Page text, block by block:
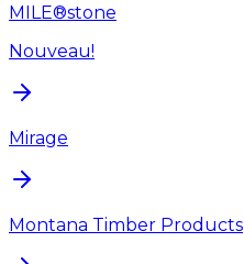
MILE®stone
Nouveau!
Mirage
Montana Timber Products